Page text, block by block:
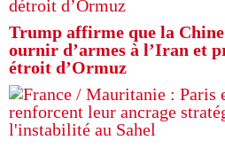
Trump affirme que la Chine
ournir d’armes à l’Iran et
étroit d’Ormuz